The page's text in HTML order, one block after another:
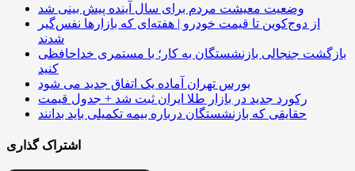
وضعیت معیشت مردم برای سال آینده پیش بینی شد
از دوج‌کوین تا قیمت خودرو | هفته‌ای که بازارها نفس‌گیر
شدند
بازگشت جنجالی بازنشستگان به کار؛ با مستمری خداحافظی
کنید
بورس تهران آماده یک اتفاق جدید می شود
رکورد جدید در بازار طلا ایران ثبت شد + جدول قیمت
حقایقی که بازنشستگان درباره بیمه تکمیلی باید بدانند
اشتراک گذاری